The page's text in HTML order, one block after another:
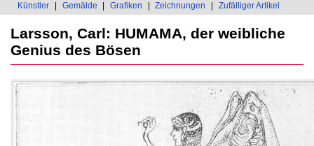
Künstler Gemälde Grafiken Zeichnungen Zufälliger Artikel
Larsson, Carl: HUMAMA, der weibliche
Genius des Bösen